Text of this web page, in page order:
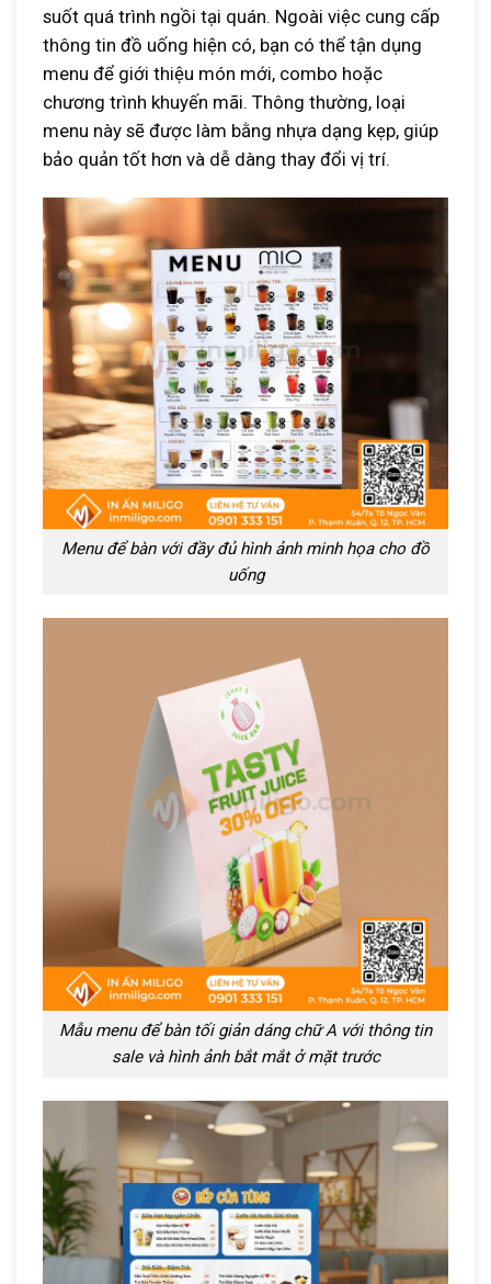
suốt quá trình ngồi tại quán. Ngoài việc cung cấp
thông tin đồ uống hiện có, bạn có thể tận dụng
menu để giới thiệu món mới, combo hoặc
chương trình khuyến mãi. Thông thường, loại
menu này sẽ được làm bằng nhựa dạng kẹp, giúp
bảo quản tốt hơn và dễ dàng thay đổi vị trí.
Menu để bàn với đầy đủ hình ảnh minh họa cho đồ
uống
Mẫu menu để bàn tối giản dáng chữ A với thông tin
sale và hình ảnh bắt mắt ở mặt trước